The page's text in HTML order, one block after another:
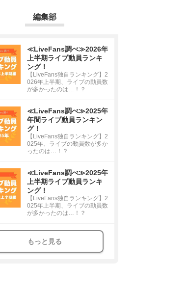
編集部
≪LiveFans調べ≫2026年
上半期ライブ動員ランキ
ング！
【LiveFans独自ランキング】2
026年上半期、ライブの動員数
が多かったのは…！？
≪LiveFans調べ≫2025年
年間ライブ動員ランキン
グ！
【LiveFans独自ランキング】2
025年、ライブの動員数が多か
ったのは…！？
≪LiveFans調べ≫2025年
上半期ライブ動員ランキ
ング！
【LiveFans独自ランキング】2
025年上半期、ライブの動員数
が多かったのは…！？
もっと見る